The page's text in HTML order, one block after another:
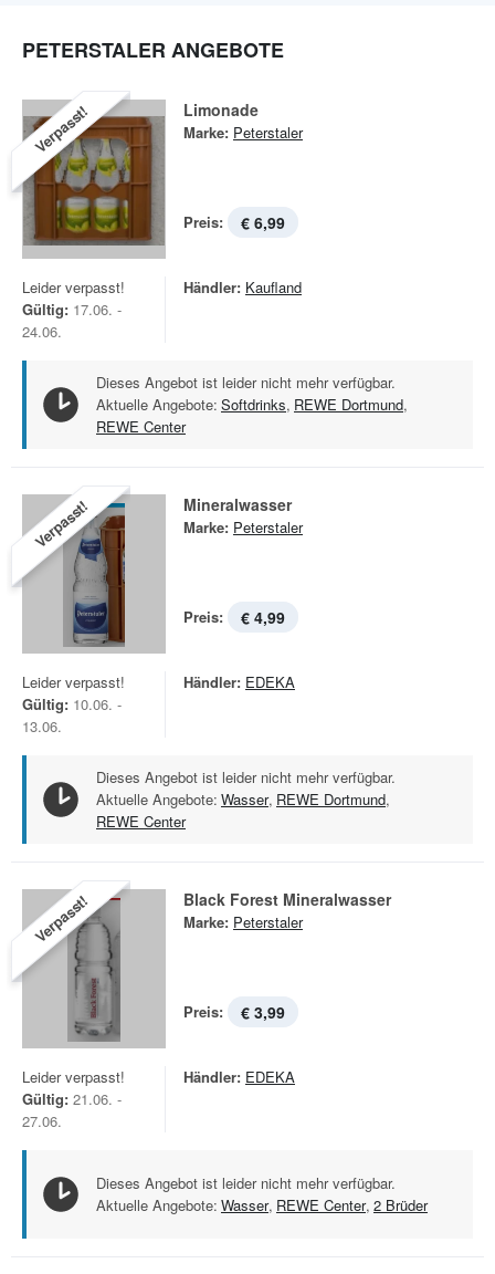
PETERSTALER ANGEBOTE
Verpasst! Limonade
Marke: Peterstaler
Preis: € 6,99
Leider verpasst!
Gültig: 17.06. -
24.06.
Händler: Kaufland
Dieses Angebot ist leider nicht mehr verfügbar.
Aktuelle Angebote: Softdrinks, REWE Dortmund,
REWE Center
Verpasst! Mineralwasser
Marke: Peterstaler
Preis: € 4,99
Leider verpasst!
Gültig: 10.06. -
13.06.
Händler: EDEKA
Dieses Angebot ist leider nicht mehr verfügbar.
Aktuelle Angebote: Wasser, REWE Dortmund,
REWE Center
Verpasst! Black Forest Mineralwasser
Marke: Peterstaler
Preis: € 3,99
Leider verpasst!
Gültig: 21.06. -
27.06.
Händler: EDEKA
Dieses Angebot ist leider nicht mehr verfügbar.
Aktuelle Angebote: Wasser, REWE Center, 2 Brüder